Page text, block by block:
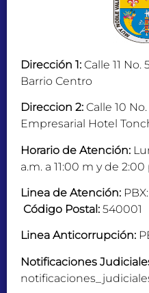
Dirección 1: Calle 11
Barrio Centro
Direccion 2: Calle 10
Empresarial Hotel
Horario de Atención:
a.m. a 11:00 m y de
Linea de Atención:
Código Postal: 540001
Linea Anticorrupción:
Notificaciones